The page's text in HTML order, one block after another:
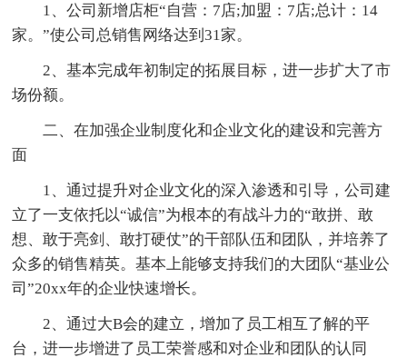
1、公司新增店柜“自营：7店;加盟：7店;总计：14
家。”使公司总销售网络达到31家。
2、基本完成年初制定的拓展目标，进一步扩大了市
场份额。
二、在加强企业制度化和企业文化的建设和完善方
面
1、通过提升对企业文化的深入渗透和引导，公司建
立了一支依托以“诚信”为根本的有战斗力的“敢拼、敢
想、敢于亮剑、敢打硬仗”的干部队伍和团队，并培养了
众多的销售精英。基本上能够支持我们的大团队“基业公
司”20xx年的企业快速增长。
2、通过大B会的建立，增加了员工相互了解的平
台，进一步增进了员工荣誉感和对企业和团队的认同